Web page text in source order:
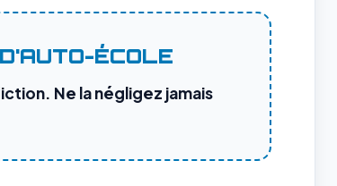
ÉCOLE
Ne la négligez jamais